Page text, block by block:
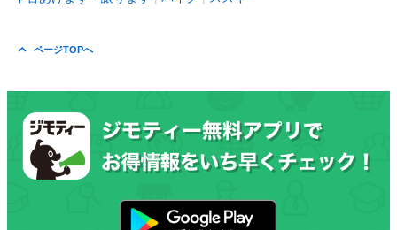
ページTOPへ